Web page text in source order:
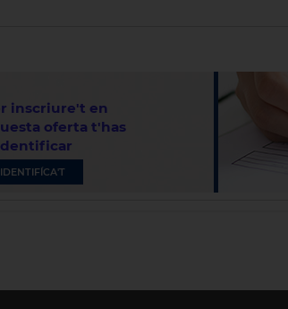
inscriure't en
oferta t'has
IDENTIFÍCA'T